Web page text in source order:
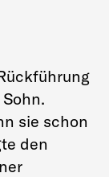
sie schon
den